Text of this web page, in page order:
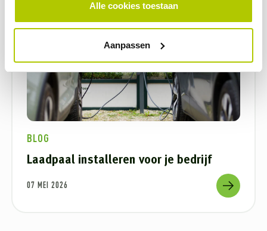
Alle cookies toestaan
Aanpassen
BLOG
Laadpaal installeren voor je bedrijf
07 MEI 2026